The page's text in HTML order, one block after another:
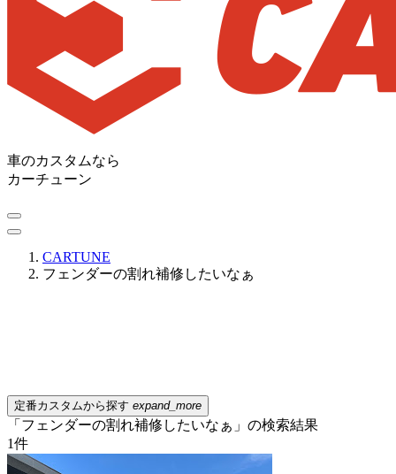
車のカスタムなら
カーチューン
CARTUNE
フェンダーの割れ補修したいなぁ
定番カスタムから探す expand_more
「フェンダーの割れ補修したいなぁ」の検索結果
1件